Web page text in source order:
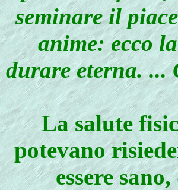
seminare il
anime: ecco
durare eterna. ...
La salute
potevano
essere